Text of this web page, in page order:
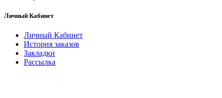
Личный Кабинет
Личный Кабинет
История заказов
Закладки
Рассылка